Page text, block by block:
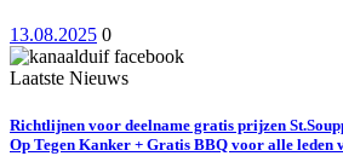
13.08.2025 0
Laatste Nieuws
Richtlijnen voor deelname gratis prijzen
Op Tegen Kanker + Gratis BBQ voor alle leden